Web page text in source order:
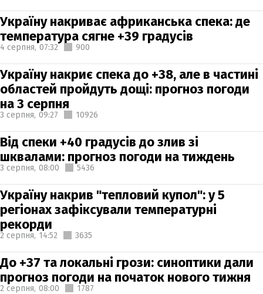
Україну накриває африканська спека: де
температура сягне +39 градусів
4 серпня, 07:32 900
Україну накриє спека до +38, але в частині
областей пройдуть дощі: прогноз погоди
на 3 серпня
3 серпня, 09:27 10926
Від спеки +40 градусів до злив зі
шквалами: прогноз погоди на тиждень
3 серпня, 08:00 5436
Україну накрив "тепловий купол": у 5
регіонах зафіксували температурні
рекорди
2 серпня, 14:52 3635
До +37 та локальні грози: синоптики дали
прогноз погоди на початок нового тижня
2 серпня, 08:00 1787